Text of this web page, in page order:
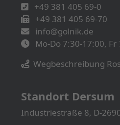
+49 381 405 69-0
+49 381 405 69-70
info@golnik.de
Mo-Do 7:30-17:00, Fr
Wegbeschreibung
Standort Dersum
Industriestraße 8, D-